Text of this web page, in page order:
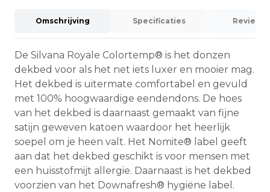
Omschrijving Specificaties Reviews
De Silvana Royale Colortemp® is het donzen
dekbed voor als het net iets luxer en mooier mag.
Het dekbed is uitermate comfortabel en gevuld
met 100% hoogwaardige eendendons. De hoes
van het dekbed is daarnaast gemaakt van fijne
satijn geweven katoen waardoor het heerlijk
soepel om je heen valt. Het Nomite® label geeft
aan dat het dekbed geschikt is voor mensen met
een huisstofmijt allergie. Daarnaast is het dekbed
voorzien van het Downafresh® hygiëne label.